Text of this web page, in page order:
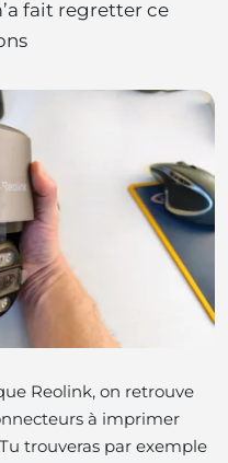
fait regretter ce
Reolink, on retrouve
à imprimer
trouveras par exemple